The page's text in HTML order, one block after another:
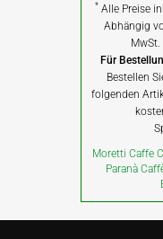
* Alle Preise
Abhängig
MwSt.
Für
Bestellen
folgenden
Moretti Caffe
Paranà